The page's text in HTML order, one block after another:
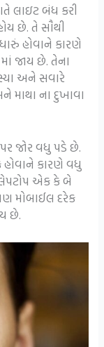
લાઇટ બંધ કરી
છે. તે સૌથી
હોવાને કારણે
જાય છે. તેના
અને સવારે
માથા ના દુખાવા
જોર વધુ પડે છે.
કારણે વધુ
એક કે બે
મોબાઈલ દરેક
છે.